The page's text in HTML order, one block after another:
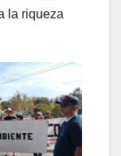
la riqueza